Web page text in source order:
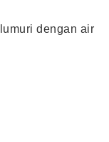
dengan air